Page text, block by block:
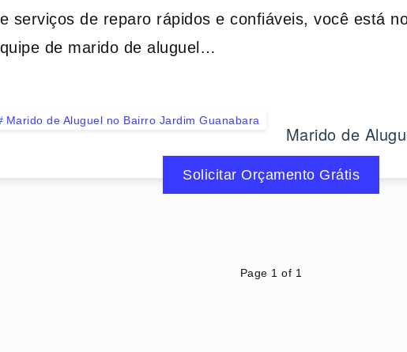
serviços de reparo rápidos e confiáveis, você está
de marido de aluguel…
Marido de Aluguel no Bairro Jardim Guanabara
Marido de
Solicitar Orçamento Grátis
Page 1 of 1